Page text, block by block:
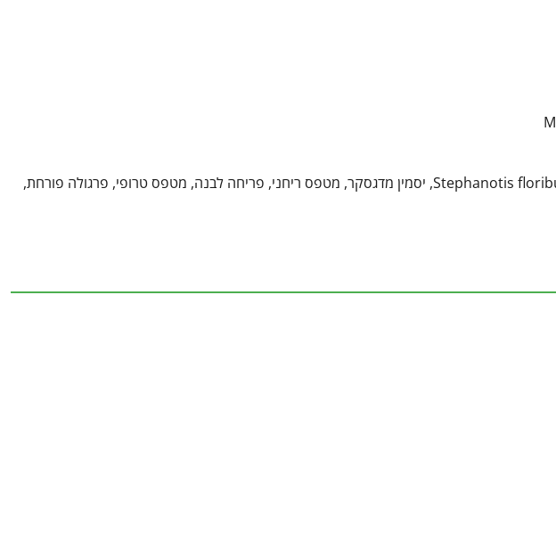
סטפנוטיס רב פרחים, Stephanotis floribunda, Madagascar Jasmine, יסמין מדגסקר, מטפס ריחני, פריחה לבנה, מטפס טרופי, פרגולה פורחת,